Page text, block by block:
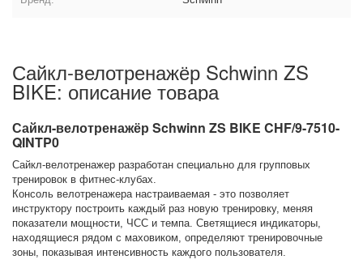
Сайкл-велотренажёр Schwinn ZS
BIKE: описание товара
Сайкл-велотренажёр Schwinn ZS BIKE CHF/9-7510-
QINTP0
Сайкл-велотренажер разработан специально для групповых
тренировок в фитнес-клубах.
Консоль велотренажера настраиваемая - это позволяет
инструктору построить каждый раз новую тренировку, меняя
показатели мощности, ЧСС и темпа. Светящиеся индикаторы,
находящиеся рядом с маховиком, определяют тренировочные
зоны, показывая интенсивность каждого пользователя.